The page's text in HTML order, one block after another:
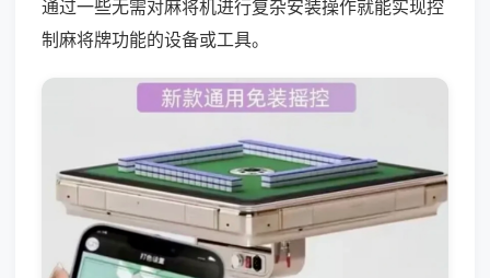
通过一些无需对麻将机进行复杂安装操作就能实现控
制麻将牌功能的设备或工具。